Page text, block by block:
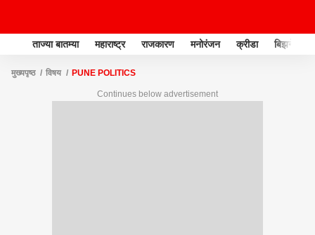
ताज्या बातम्या महाराष्ट्र राजकारण मनोरंजन क्रीडा बिझनेस
मुख्यपृष्ठ विषय PUNE POLITICS
Continues below advertisement